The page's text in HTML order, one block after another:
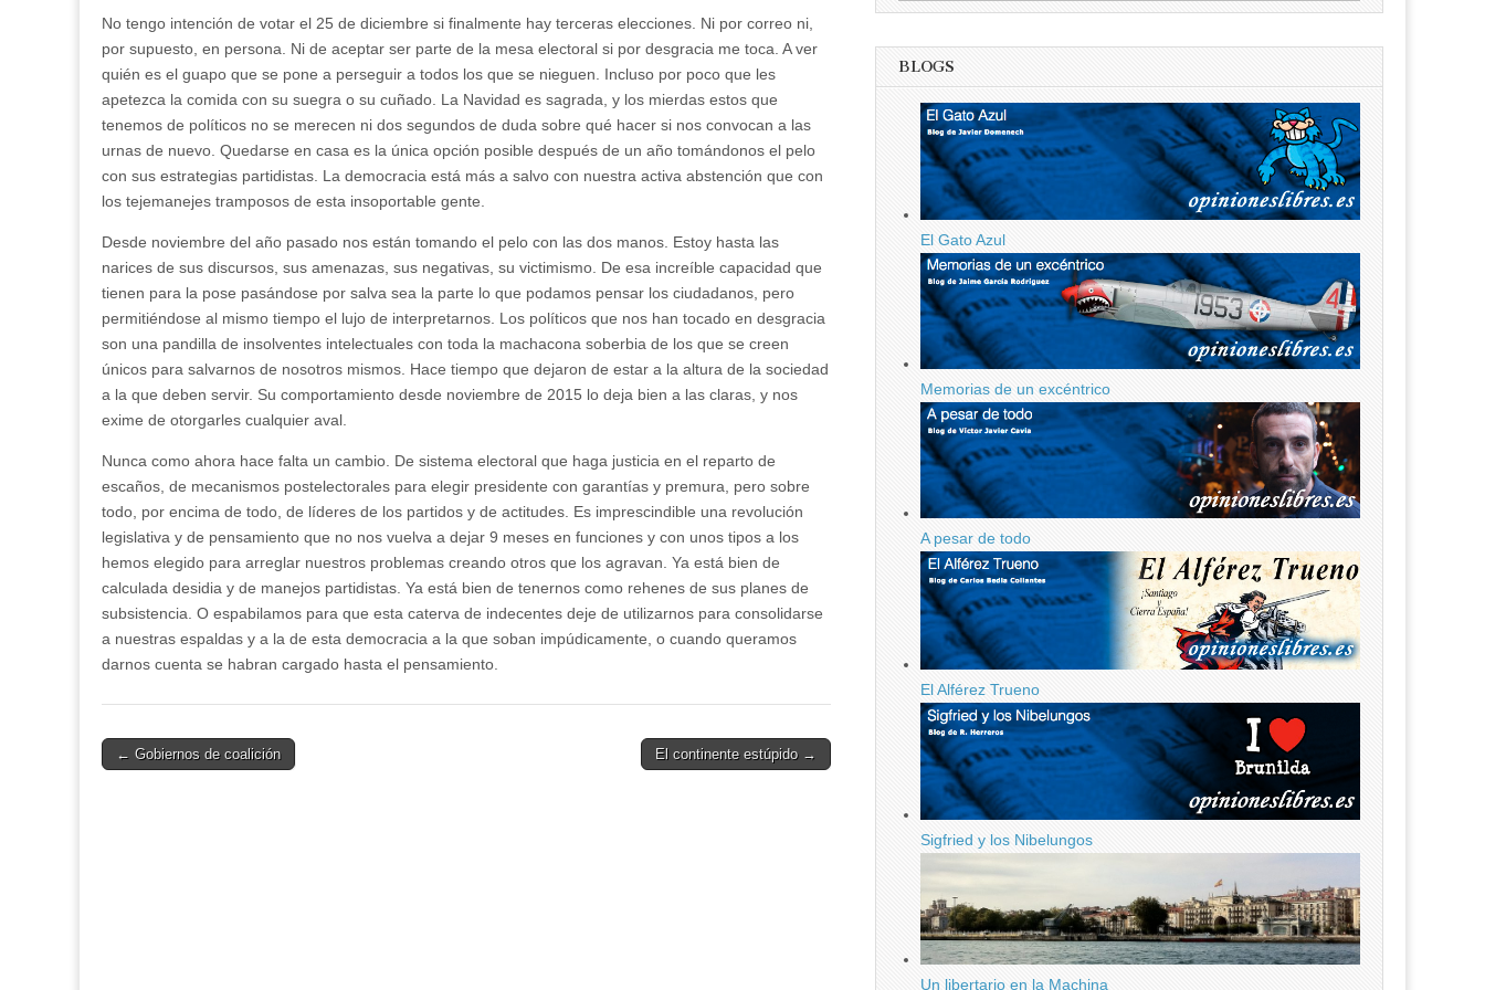
Navidad…
No tengo intención de votar el 25 de diciembre si finalmente hay terceras elecciones. Ni por correo ni,
por supuesto, en persona. Ni de aceptar ser parte de la mesa electoral si por desgracia me toca. A ver
quién es el guapo que se pone a perseguir a todos los que se nieguen. Incluso por poco que les
apetezca la comida con su suegra o su cuñado. La Navidad es sagrada, y los mierdas estos que
tenemos de políticos no se merecen ni dos segundos de duda sobre qué hacer si nos convocan a las
urnas de nuevo. Quedarse en casa es la única opción posible después de un año tomándonos el pelo
con sus estrategias partidistas. La democracia está más a salvo con nuestra activa abstención que con
los tejemanejes tramposos de esta insoportable gente.
Desde noviembre del año pasado nos están tomando el pelo con las dos manos. Estoy hasta las
narices de sus discursos, sus amenazas, sus negativas, su victimismo. De esa increíble capacidad que
tienen para la pose pasándose por salva sea la parte lo que podamos pensar los ciudadanos, pero
permitiéndose al mismo tiempo el lujo de interpretarnos. Los políticos que nos han tocado en desgracia
son una pandilla de insolventes intelectuales con toda la machacona soberbia de los que se creen
únicos para salvarnos de nosotros mismos. Hace tiempo que dejaron de estar a la altura de la sociedad
a la que deben servir. Su comportamiento desde noviembre de 2015 lo deja bien a las claras, y nos
exime de otorgarles cualquier aval.
Nunca como ahora hace falta un cambio. De sistema electoral que haga justicia en el reparto de
escaños, de mecanismos postelectorales para elegir presidente con garantías y premura, pero sobre
todo, por encima de todo, de líderes de los partidos y de actitudes. Es imprescindible una revolución
legislativa y de pensamiento que no nos vuelva a dejar 9 meses en funciones y con unos tipos a los
hemos elegido para arreglar nuestros problemas creando otros que los agravan. Ya está bien de
calculada desidia y de manejos partidistas. Ya está bien de tenernos como rehenes de sus planes de
subsistencia. O espabilamos para que esta caterva de indecentes deje de utilizarnos para consolidarse
a nuestras espaldas y a la de esta democracia a la que soban impúdicamente, o cuando queramos
darnos cuenta se habran cargado hasta el pensamiento.
Post
← Gobiernos de coalición El continente estúpido →
BLOGS
El Gato Azul
Memorias de un excéntrico
A pesar de todo
El Alférez Trueno
Sigfried y los Nibelungos
Un libertario en la Machina